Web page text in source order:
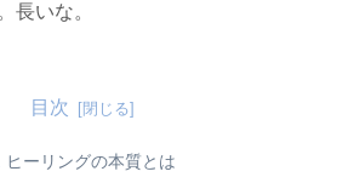
長いな。
目次
ヒーリングの本質とは